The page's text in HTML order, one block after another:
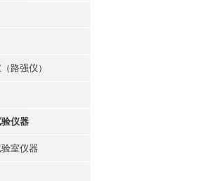
路强仪）
仪器
室仪器